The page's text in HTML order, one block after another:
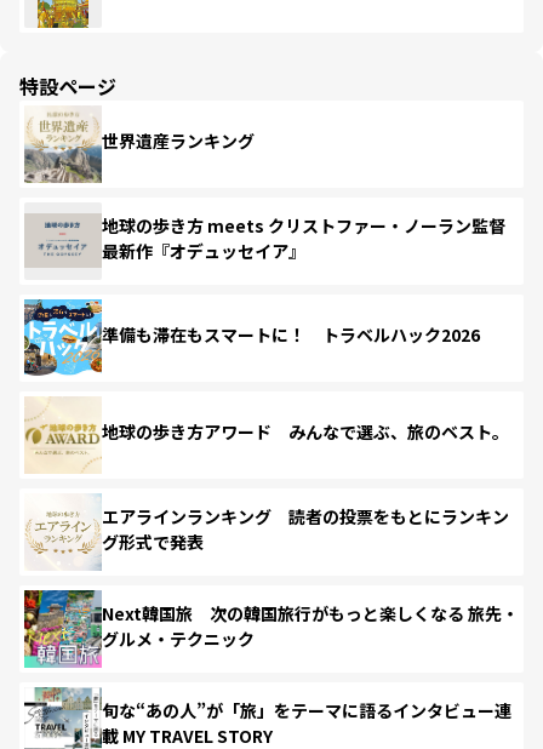
特設ページ
世界遺産ランキング
地球の歩き方 meets クリストファー・ノーラン監督
最新作『オデュッセイア』
準備も滞在もスマートに！ トラベルハック2026
地球の歩き方アワード みんなで選ぶ、旅のベスト。
エアラインランキング 読者の投票をもとにランキン
グ形式で発表
Next韓国旅 次の韓国旅行がもっと楽しくなる 旅先・
グルメ・テクニック
旬な“あの人”が「旅」をテーマに語るインタビュー連
載 MY TRAVEL STORY